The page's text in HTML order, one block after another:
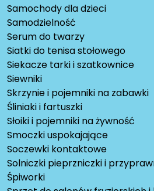
Samochody dla dzieci
Samodzielność
Serum do twarzy
Siatki do tenisa stołowego
Siekacze tarki i szatkownice
Siewniki
Skrzynie i pojemniki na zabawki
Śliniaki i fartuszki
Słoiki i pojemniki na żywność
Smoczki uspokajające
Soczewki kontaktowe
Solniczki pieprzniczki i
Śpiworki